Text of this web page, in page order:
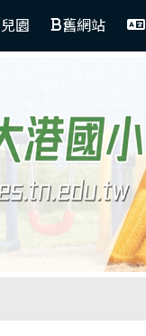
園 舊網站